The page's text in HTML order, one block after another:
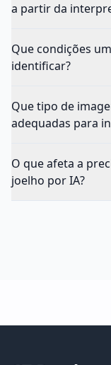
a partir da
Que condições
identificar?
Que tipo de
adequadas para
O que afeta a
joelho por IA?